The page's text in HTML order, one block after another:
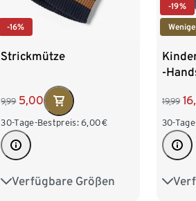
-16%
Strickmütze
9,99 5,00
30-Tage-Bestpreis: 6,00€
Verfügbare Größen
49-52 cm 53-56 cm
-19%
-
19,99
30-
49-